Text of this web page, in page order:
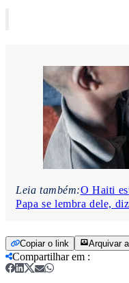
Leia também:O Haiti
Papa se lembra dele,
Copiar o link Arquivar
Compartilhar em :